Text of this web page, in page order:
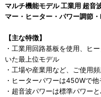
マルチ機能モデル 工業用 超
マー・ヒーター・パワー調節
【主な特徴】
・工業用回路基板を使用、ヒ
いた最上位モデル
・工場や産業用など、ご使用
・ヒーターパワーは450Wで
・超音波パワーは標準パワー